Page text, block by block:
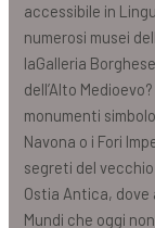
accessibile in
numerosi musei
laGalleria
dell’Alto
monumenti
Navona o i Fori
segreti del
Ostia Antica, dove
Mundi che oggi